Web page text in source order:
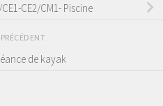
CE2/CM1- Piscine
de kayak